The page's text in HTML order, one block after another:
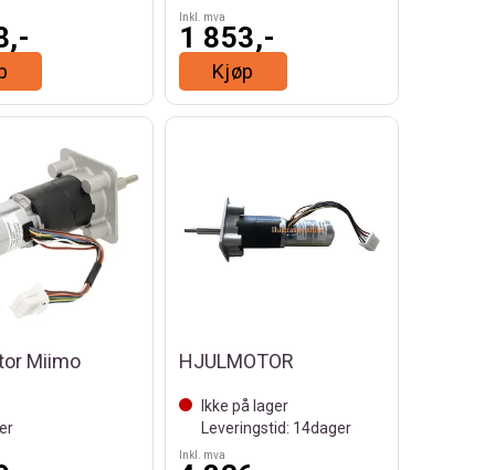
Inkl. mva
1 853,-
Kjøp
Miimo HJULMOTOR
Ikke på lager
Leveringstid: 14dager
Inkl. mva